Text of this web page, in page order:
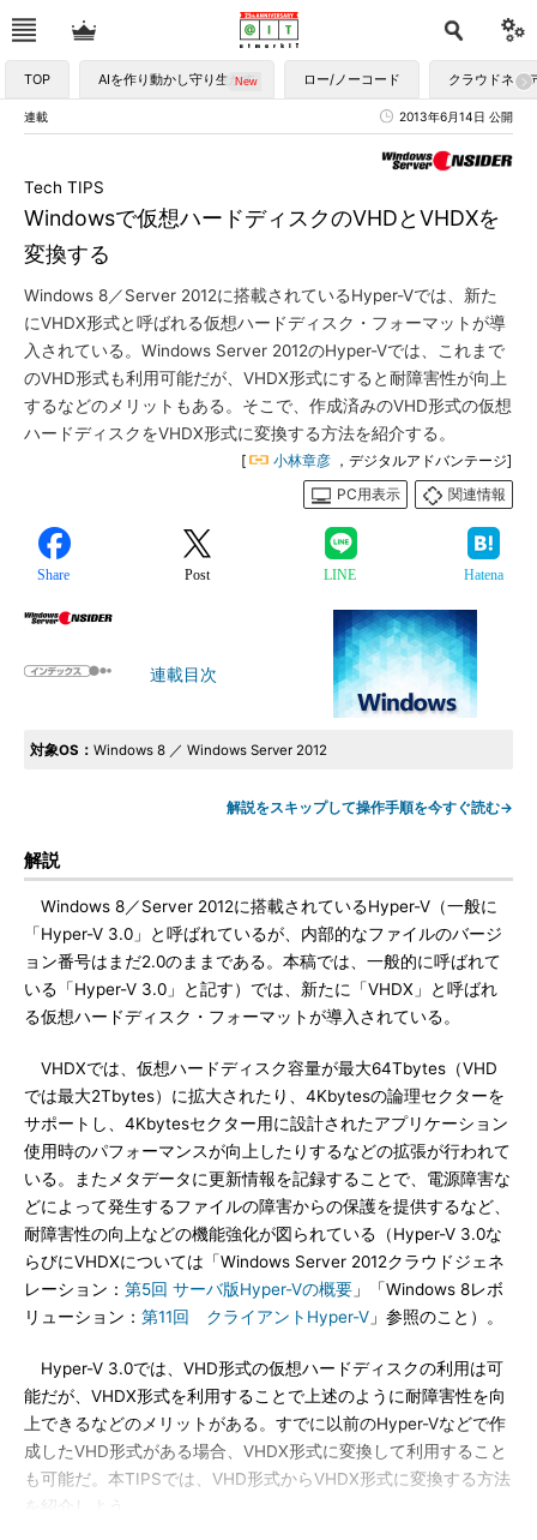
TOP AIを作り動かし守り生かす ロー/ノーコード クラウドネイ
連載 2013年6月14日 公開
Windowsで仮想ハードディスクのVHDとVHDXを
変換する
Tech TIPS
Windows 8／Server 2012に搭載されているHyper-Vでは、新た
にVHDX形式と呼ばれる仮想ハードディスク・フォーマットが導
入されている。Windows Server 2012のHyper-Vでは、これまで
のVHD形式も利用可能だが、VHDX形式にすると耐障害性が向上
するなどのメリットもある。そこで、作成済みのVHD形式の仮想
ハードディスクをVHDX形式に変換する方法を紹介する。
[ 小林章彦 ，デジタルアドバンテージ]
PC用表示
関連情報
Share Post LINE Hatena
連載目次
対象OS： Windows 8 ／ Windows Server 2012
解説をスキップして操作手順を今すぐ読む→
解説
Windows 8／Server 2012に搭載されているHyper-V（一般に
「Hyper-V 3.0」と呼ばれているが、内部的なファイルのバージ
ョン番号はまだ2.0のままである。本稿では、一般的に呼ばれて
いる「Hyper-V 3.0」と記す）では、新たに「VHDX」と呼ばれ
る仮想ハードディスク・フォーマットが導入されている。
VHDXでは、仮想ハードディスク容量が最大64Tbytes（VHD
では最大2Tbytes）に拡大されたり、4Kbytesの論理セクターを
サポートし、4Kbytesセクター用に設計されたアプリケーション
使用時のパフォーマンスが向上したりするなどの拡張が行われて
いる。またメタデータに更新情報を記録することで、電源障害な
どによって発生するファイルの障害からの保護を提供するなど、
耐障害性の向上などの機能強化が図られている（Hyper-V 3.0な
らびにVHDXについては「Windows Server 2012クラウドジェネ
レーション： 第5回 サーバ版Hyper-Vの概要 」「Windows 8レボ
リューション： 第11回 クライアントHyper-V 」参照のこと）。
Hyper-V 3.0では、VHD形式の仮想ハードディスクの利用は可
能だが、VHDX形式を利用することで上述のように耐障害性を向
上できるなどのメリットがある。すでに以前のHyper-Vなどで作
成したVHD形式がある場合、VHDX形式に変換して利用すること
も可能だ。本TIPSでは、VHD形式からVHDX形式に変換する方法
を紹介しよう。